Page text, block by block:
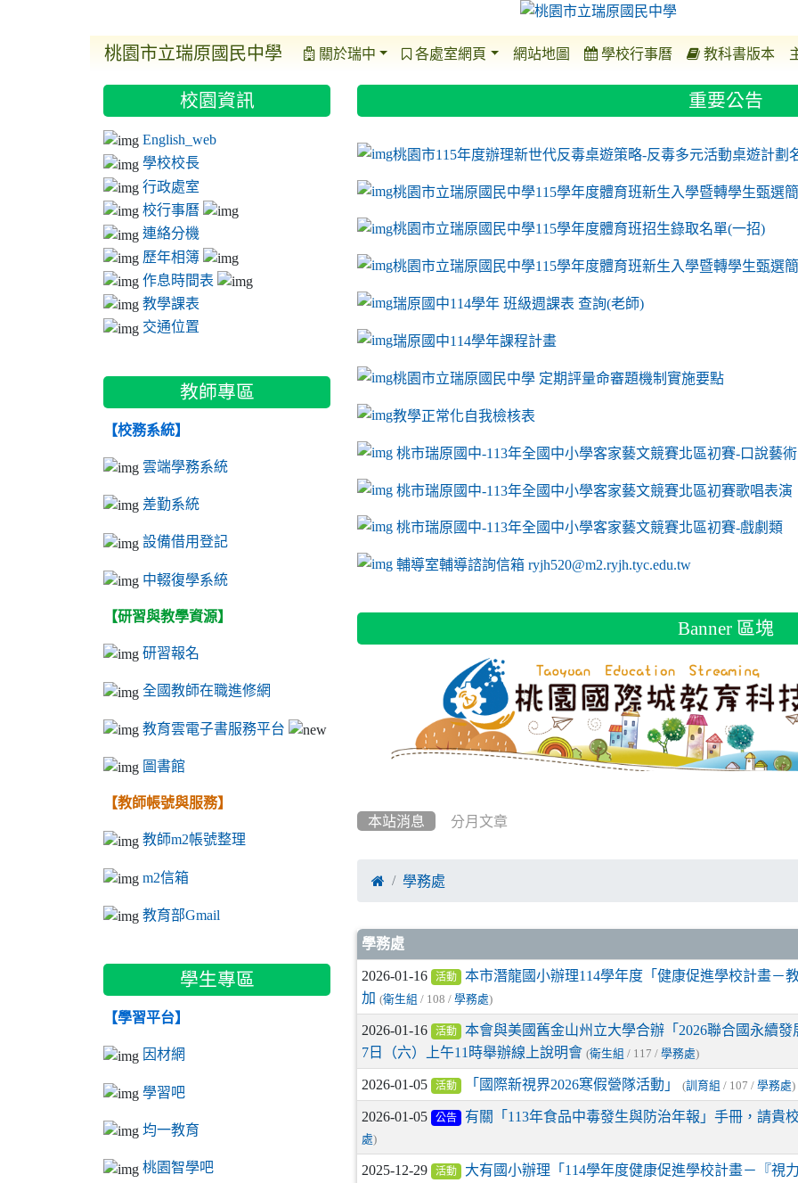
桃園市立瑞原國民中學 ::: 關於瑞中 各處室網頁 網站地圖 學校行事曆 教科書版本
重要公告
link to https://sites.google.com/a/m2.ryjh.tyc.edu.tw/ryjh011/
桃園市115年度辦理新世代反毒桌遊策略-反毒多元活動桌遊計劃
桃園市立瑞原國民中學115學年度體育班新生入學暨轉學生甄選
桃園市立瑞原國民中學115學年度體育班招生錄取名單(一招)
桃園市立瑞原國民中學115學年度體育班新生入學暨轉學生甄選
瑞原國中114學年 班級週課表 查詢(老師)
瑞原國中114學年課程計畫
link to https://sites.google.com/a/m2.ryjh.tyc.edu.tw/ryjh011/
桃園市立瑞原國民中學 定期評量命審題機制實施要點
link to https://sites.google.com/a/m2.ryjh.tyc.edu.tw/ryjh011/
教學正常化自我檢核表
link to mailto:ryjh520@m2.ryjh.tyc.edu.tw
link to mailto:ryjh520@m2.ryjh.tyc.edu.tw
ink to mailto:ryjh520@m2.ryjh.tyc.edu.tw
link to mailto:ryjh520@m2.ryjh.tyc.edu.tw
link to mailto:ryjh520@m2.ryjh.tyc.edu.tw
ink to mailto:ryjh520@m2.ryjh.tyc.edu.tw
ink to mailto:ryjh520@m2.ryjh.tyc.edu.tw
link to https://sites.google.com/a/m2.ryjh.tyc.edu.tw/ryjh011/
ink to mailto:ryjh520@m2.ryjh.tyc.edu.tw
link to https://tyc.entry.edu.tw/NoExamImitate_TL/NoExamImitate/
桃市瑞原國中-113年全國中小學客家藝文競賽北區初賽-口說藝術
link to https://tyc.entry.edu.tw/NoExamImitate_TL/NoExamImitate/
桃市瑞原國中-113年全國中小學客家藝文競賽北區初賽歌唱表演
link to https://tyc.entry.edu.tw/NoExamImitate_TL/NoExamImitate/
桃市瑞原國中-113年全國中小學客家藝文競賽北區初賽-戲劇類
link to https://tyc.entry.edu.tw/NoExamImitate_TL/NoExamImitate/
輔導室輔導諮詢信箱 ryjh520@m2.ryjh.tyc.edu.tw
Banner 區塊
本站消息 分月文章
 學務處
文章列表
學務處
2026-01-16 活動
本市潛龍國小辦理114學年度「健康促進學校計畫－
加 (衛生組 / 108 /學務處)
2026-01-16 活動
本會與美國舊金山州立大學合辦「2026聯合國永續
7日（六）上午11時舉辦線上說明會 (衛生組 / 117 /學務處)
2026-01-05 活動 「國際新視界2026寒假營隊活動」 (訓育組 / 107 / 學務處)
2026-01-05 公告 有關「113年食品中毒發生與防治年報」手冊，請貴
處)
2025-12-29 活動
大有國小辦理「114學年度健康促進學校計畫－『視
::: 校園資訊
English_web
學校校長
行政處室
校行事曆
連絡分機
歷年相簿
作息時間表
教學課表
交通位置
教師專區
【校務系統】
雲端學務系統
差勤系統
設備借用登記
中輟復學系統
【研習與教學資源】
研習報名
全國教師在職進修網
教育雲電子書服務平台
圖書館
【教師帳號與服務】
教師m2帳號整理
m2信箱
教育部Gmail
學生專區
【學習平台】
因材網
學習吧
均一教育
桃園智學吧